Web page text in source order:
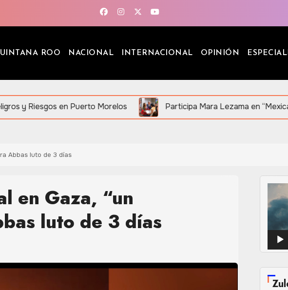
ROO NACIONAL INTERNACIONAL OPINIÓN
en Puerto Morelos Participa Mara Lezama en “Mexicanas
Abbas luto de 3 días
en Gaza, “un
luto de 3 días
de
vídeo